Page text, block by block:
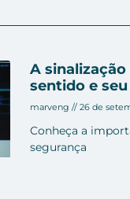
A sinalização
sentido e
marveng 26 de
Conheça a
segurança